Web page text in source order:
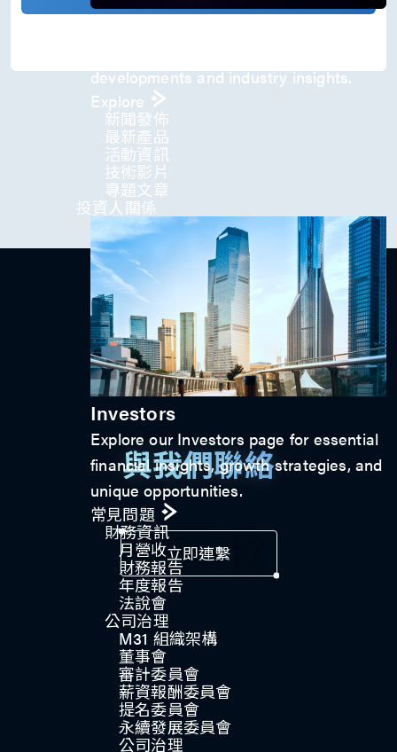
developments and industry insights.
Explore
新聞發佈
最新產品
活動資訊
技術影片​
專題文章
投資人關係
Investors
Explore our Investors page for essential
financial insights, growth strategies, and
unique opportunities.
常見問題
財務資訊
月營收
財務報告
年度報告
法說會
公司治理​
M31 組織架構
董事會
審計委員會
薪資報酬委員會
提名委員會
永續發展委員會
公司治理
與我們聯絡
立即連繫